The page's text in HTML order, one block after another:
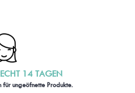
14 TAGEN
ungeöfnette Produkte.